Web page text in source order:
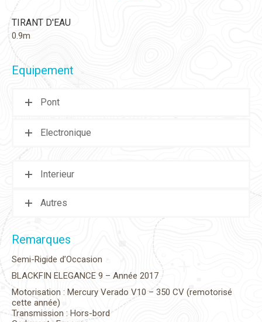
TIRANT D'EAU
0.9m
Equipement
Pont
Electronique
Interieur
Autres
Remarques
Semi-Rigide d’Occasion
BLACKFIN ELEGANCE 9 – Année 2017
Motorisation : Mercury Verado V10 – 350 CV (remotorisé
cette année)
Transmission : Hors-bord